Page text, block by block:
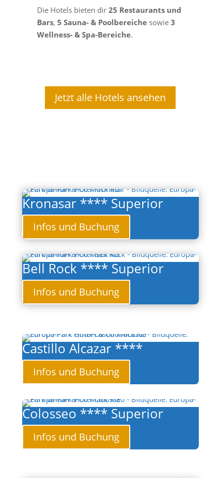
Die Hotels bieten dir 25 Restaurants und
Bars, 5 Sauna- & Poolbereichesowie3
Wellness- & Spa-Bereiche.
Jetzt alle Hotels ansehen
Kronasar **** Superior
Infos und Buchung
Bell Rock **** Superior
Infos und Buchung
Castillo Alcazar ****
Infos und Buchung
Colosseo **** Superior
Infos und Buchung